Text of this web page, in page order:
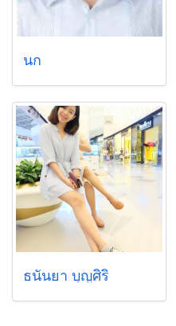
นก
ธนันยา บุญศิริ